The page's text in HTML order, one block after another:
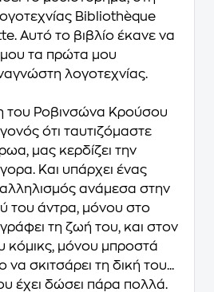
Bibliothèque
Αυτό το βιβλίο έκανε να
τα πρώτα μου
λογοτεχνίας.
του Ροβινσώνα Κρούσου
ότι ταυτιζόμαστε
μας κερδίζει την
Και υπάρχει ένας
ανάμεσα στην
του άντρα, μόνου στο
τη ζωή του, και στον
κόμικς, μόνου μπροστά
να σκιτσάρει τη δική του...
έχει δώσει πάρα πολλά.